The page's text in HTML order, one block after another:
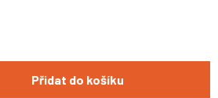
Přidat do košíku